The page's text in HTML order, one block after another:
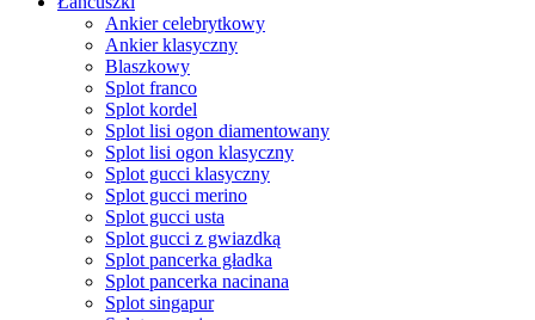
Ankier celebrytkowy
Ankier klasyczny
Blaszkowy
Splot franco
Splot kordel
Splot lisi ogon diamentowany
Splot lisi ogon klasyczny
Splot gucci klasyczny
Splot gucci merino
Splot gucci usta
Splot gucci z gwiazdką
Splot pancerka gładka
Splot pancerka nacinana
Splot singapur